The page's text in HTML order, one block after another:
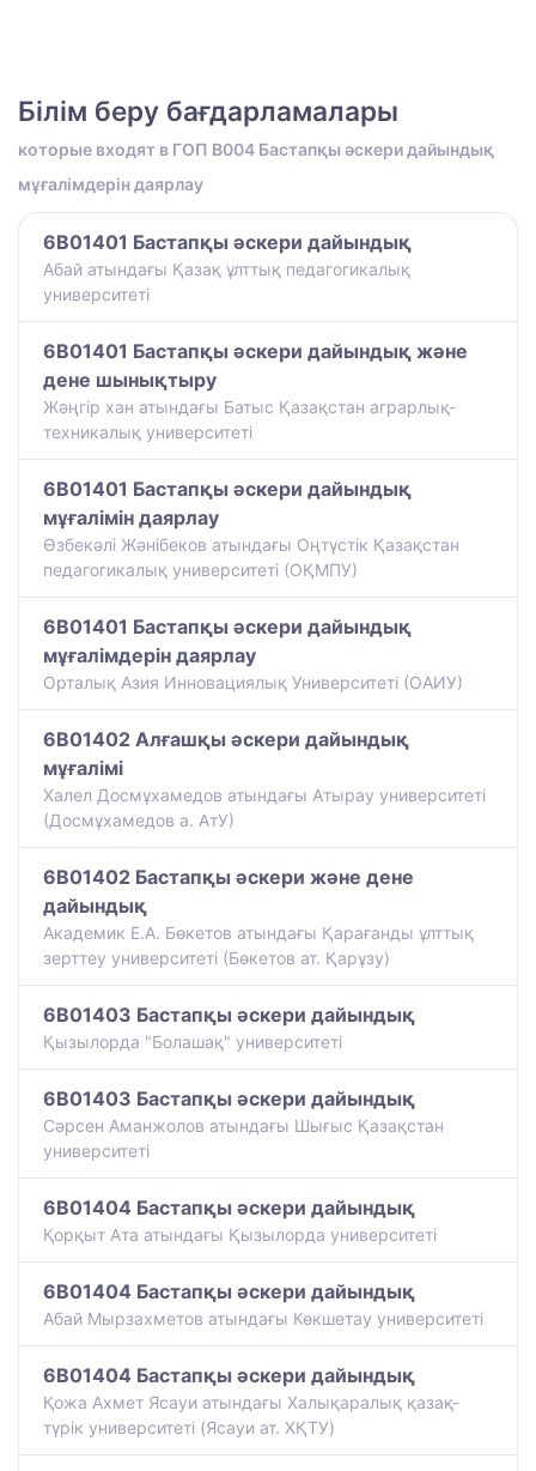
Білім беру бағдарламалары
которые входят в ГОП B004 Бастапқы әскери дайындық
мұғалімдерін даярлау
6B01401 Бастапқы әскери дайындық
Абай атындағы Қазақ ұлттық педагогикалық
университеті
6B01401 Бастапқы әскери дайындық және
дене шынықтыру
Жәңгір хан атындағы Батыс Қазақстан аграрлық-
техникалық университеті
6B01401 Бастапқы әскери дайындық
мұғалімін даярлау
Өзбекәлі Жәнібеков атындағы Оңтүстік Қазақстан
педагогикалық университеті (ОҚМПУ)
6B01401 Бастапқы әскери дайындық
мұғалімдерін даярлау
Орталық Азия Инновациялық Университеті (ОАИУ)
6B01402 Алғашқы әскери дайындық
мұғалімі
Халел Досмұхамедов атындағы Атырау университеті
(Досмұхамедов а. АтУ)
6B01402 Бастапқы әскери және дене
дайындық
Академик Е.А. Бөкетов атындағы Қарағанды ұлттық
зерттеу университеті (Бөкетов ат. Қарұзу)
6B01403 Бастапқы әскери дайындық
Қызылорда "Болашақ" университеті
6B01403 Бастапқы әскери дайындық
Сәрсен Аманжолов атындағы Шығыс Қазақстан
университеті
6B01404 Бастапқы әскери дайындық
Қорқыт Ата атындағы Қызылорда университеті
6B01404 Бастапқы әскери дайындық
Абай Мырзахметов атындағы Көкшетау университеті
6B01404 Бастапқы әскери дайындық
Қожа Ахмет Ясауи атындағы Халықаралық қазақ-
түрiк университетi (Ясауи ат. ХҚТУ)